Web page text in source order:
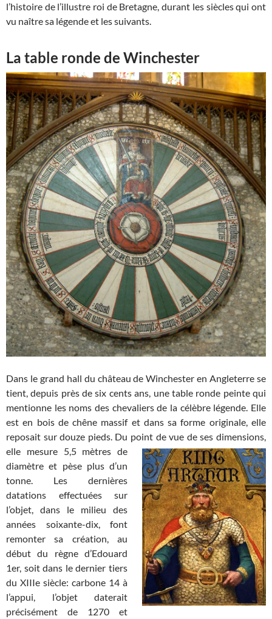
l’histoire de l’illustre roi de Bretagne, durant les siècles qui ont
vu naître sa légende et les suivants.
La table ronde de Winchester
Dans le grand hall du château de Winchester en Angleterre se
tient, depuis près de six cents ans, une table ronde peinte qui
mentionne les noms des chevaliers de la célèbre légende. Elle
est en bois de chêne massif et dans sa forme originale, elle
reposait sur douze pieds. Du point de vue de ses dimensions,
elle mesure 5,5 mètres de
diamètre et pèse plus d’un
tonne. Les dernières
datations effectuées sur
l’objet, dans le milieu des
années soixante-dix, font
remonter sa création, au
début du règne d’Edouard
1er, soit dans le dernier tiers
du XIIIe siècle: carbone 14 à
l’appui, l’objet daterait
précisément de 1270 et